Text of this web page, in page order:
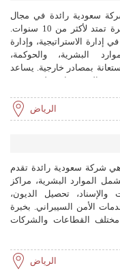
سعودية رائدة في مجال
الاستشارات الإدارية بخبرة تمتد لأكثر من 10 سنوات.
الاستراتيجية، وإدارة
البشرية، والحوكمة،
بمصادر خارجية. يساعد
المؤسسات على تحقيق
الرياض
شركة سعودية رائدة تقدم
الموارد البشرية، مراكز
والإسناد، تحصيل الديون،
الأمن السيبراني. بخبرة
نخدم مختلف القطاعات والشركات
الرياض